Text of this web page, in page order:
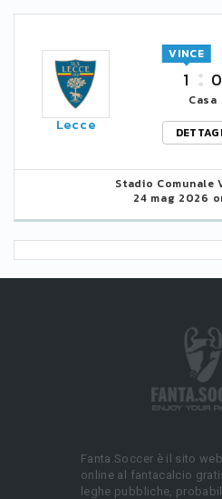
Lecce
1
VINCE
0
Casa
Stadio Comunale
24 mag 2026
Fanta.Soccer è il sito
online al fantacalcio
leghe pubbliche,